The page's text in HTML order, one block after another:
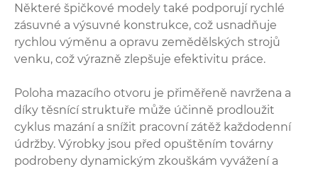
Některé špičkové modely také podporují rychlé
zásuvné a výsuvné konstrukce, což usnadňuje
rychlou výměnu a opravu zemědělských strojů
venku, což výrazně zlepšuje efektivitu práce.
Poloha mazacího otvoru je přiměřeně navržena a
díky těsnící struktuře může účinně prodloužit
cyklus mazání a snížit pracovní zátěž každodenní
údržby. Výrobky jsou před opuštěním továrny
podrobeny dynamickým zkouškám vyvážení a